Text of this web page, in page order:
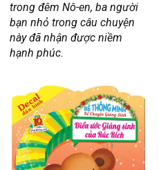
trong đêm Nô-en, ba người
bạn nhỏ trong câu chuyện
này đã nhận được niềm
hạnh phúc.